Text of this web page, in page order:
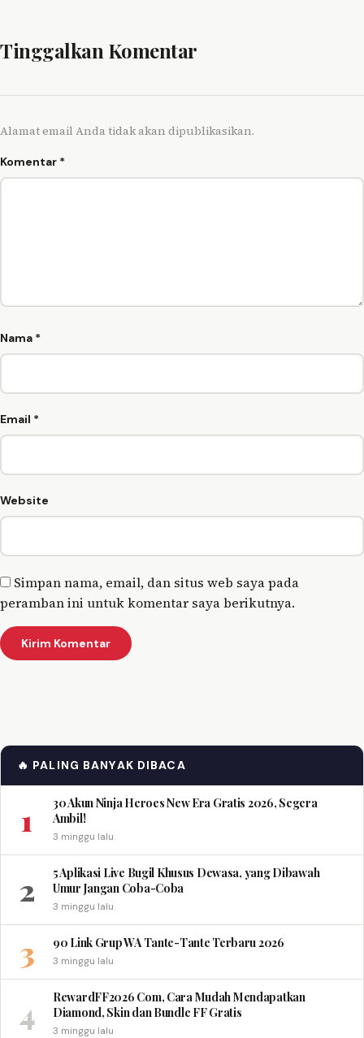
Tinggalkan Komentar
Alamat email Anda tidak akan dipublikasikan.
Komentar *
Nama *
Email *
Website
Simpan nama, email, dan situs web saya pada
peramban ini untuk komentar saya berikutnya.
🔥 PALING BANYAK DIBACA
1
30 Akun Ninja Heroes New Era Gratis 2026, Segera
Ambil!
3 minggu lalu
2
5 Aplikasi Live Bugil Khusus Dewasa, yang Dibawah
Umur Jangan Coba-Coba
3 minggu lalu
3 90 Link Grup WA Tante-Tante Terbaru 2026
3 minggu lalu
4
RewardFF2026 Com, Cara Mudah Mendapatkan
Diamond, Skin dan Bundle FF Gratis
3 minggu lalu